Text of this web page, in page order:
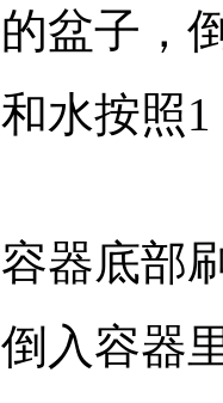
盆子，
水按照
器底部
入容器